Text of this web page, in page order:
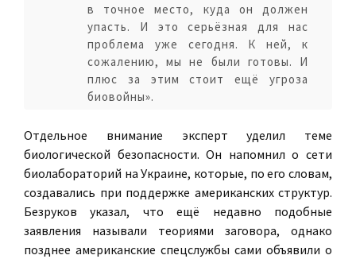
в точное место, куда он должен
упасть. И это серьёзная для нас
проблема уже сегодня. К ней, к
сожалению, мы не были готовы. И
плюс за этим стоит ещё угроза
биовойны».
Отдельное внимание эксперт уделил теме
биологической безопасности. Он напомнил о сети
биолабораторий на Украине, которые, по его словам,
создавались при поддержке американских структур.
Безруков указал, что ещё недавно подобные
заявления называли теориями заговора, однако
позднее американские спецслужбы сами объявили о